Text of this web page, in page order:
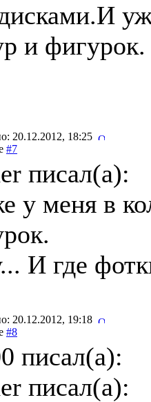
и фигурок.
20.12.2012, 18:25
#7
писал(a):
у меня в
И где
20.12.2012, 19:18
#8
писал(a):
писал(a):